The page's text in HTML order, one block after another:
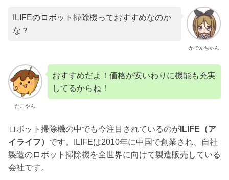
かでんちゃん
ILIFEのロボット掃除機っておすすめなのか
な？
たこやん
おすすめだよ！価格が安いわりに機能も充実
してるからね！
ロボット掃除機の中でも今注目されているのが ILIFE（ア
イライフ） です。ILIFEは2010年に中国で創業され、自社
製造のロボット掃除機を全世界に向けて製造販売している
会社です。